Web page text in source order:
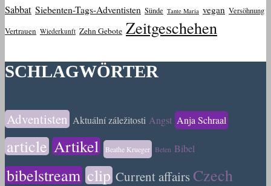
Sabbat Siebenten-Tags-Adventisten Sünde Tante Maria vegan Versöhnung
Vertrauen Wiederkunft Zehn Gebote Zeitgeschehen
SCHLAGWÖRTER
Adventisten Aktuální záležitosti Angst Anja Schraal
article Artikel Beathe Krueger Beten Bibel
bibelstream clip Current affairs Czech